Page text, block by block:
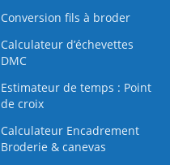
Conversion fils à broder
Calculateur d’échevettes
DMC
Estimateur de temps : Point
de croix
Calculateur Encadrement
Broderie & canevas